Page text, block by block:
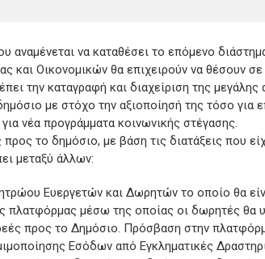
αναμένεται να καταθέσει το επόμενο
και Οικονομικών θα επιχειρούν να θέσουν
την καταγραφή και διαχείριση της μεγάλης
με στόχο την αξιοποίησή της τόσο για
νέα προγράμματα κοινωνικής στέγασης.
το δημόσιο, με βάση τις διατάξεις που
μεταξύ άλλων:
Ευεργετών και Δωρητών το οποίο θα
πλατφόρμας μέσω της οποίας οι δωρητές θα
προς το Δημόσιο. Πρόσβαση στην
Εσόδων από Εγκληματικές